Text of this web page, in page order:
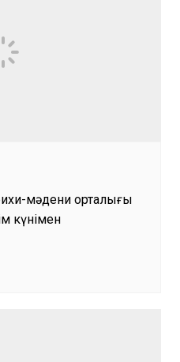
мәдени орталығы
күнімен